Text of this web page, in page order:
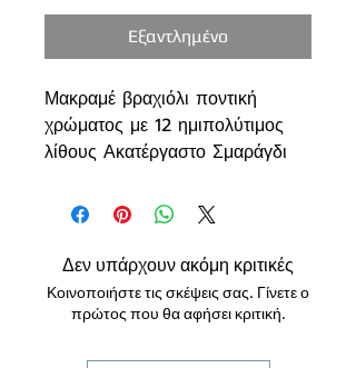
Εξαντλημένο
Μακραμέ βραχιόλι ποντική
χρώματος με 12 ημιπολύτιμος
λίθους Ακατέργαστο Σμαράγδι
τελείωμα, που αντιπροσωπεύουν
βραχιόλι έρχεται πάνω σε μια
όμορφη κάρτα με την ονομασία
ζωδίου, ονομασία πέτρας και
Δεν υπάρχουν ακόμη κριτικές
Κοινοποιήστε τις σκέψεις σας. Γίνετε ο
πρώτος που θα αφήσει κριτική.